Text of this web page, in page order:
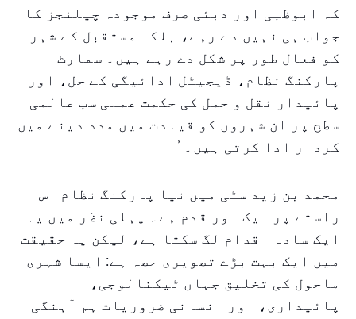
کہ ابوظبی اور دبئی صرف موجودہ چیلنجز کا
جواب ہی نہیں دے رہے، بلکہ مستقبل کے شہر
کو فعال طور پر شکل دے رہے ہیں۔ سمارٹ
پارکنگ نظام، ڈیجیٹل ادائیگی کے حل، اور
پائیدار نقل و حمل کی حکمت عملی سب عالمی
سطح پر ان شہروں کو قیادت میں مدد دینے میں
کردار ادا کرتی ہیں۔ ُ
محمد بن زید سٹی میں نیا پارکنگ نظام اس
راستے پر ایک اور قدم ہے۔ پہلی نظر میں یہ
ایک سادہ اقدام لگ سکتا ہے، لیکن یہ حقیقت
میں ایک بہت بڑے تصویری حصہ ہے: ایسا شہری
ماحول کی تخلیق جہاں ٹیکنالوجی،
پائیداری، اور انسانی ضروریات ہم آہنگی